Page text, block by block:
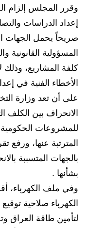
وقرر المجلس إلزام
إعداد الدراسات
صريحاً يحمل الجهات
المسؤولية القانونية
كلفة المشاريع، وذلك
الأخطاء الفنية في
على أن تعد وزارة
الانحراف بين الكلف
للمشروعات
المترتبة عنها،
بالجهات المتسببة
بشأنها .
وفي ملف الكهرباء،
الكهرباء صلاحية
لتأمين طاقة العراق